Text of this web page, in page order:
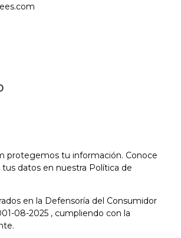
protegemos tu información. Conoce
datos en nuestra Política de
en la Defensoría del Consumidor
08-2025 , cumpliendo con la